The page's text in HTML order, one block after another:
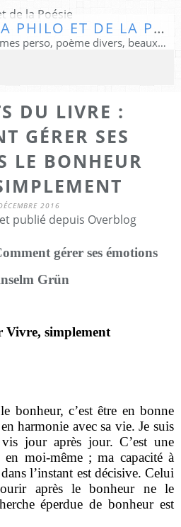
LE MONDE DE LA PHILO ET DE LA POÉSIE
Extraits de livres lus, poèmes perso, poème divers, beaux textes...
DU LIVRE :
GÉRER SES
LE BONHEUR
2016
publié depuis Overblog
gérer ses émotions
Grün
Vivre, simplement
bonheur, c’est être en bonne
harmonie avec sa vie. Je suis
jour après jour. C’est une
en moi-même ; ma capacité à
l’instant est décisive. Celui
après le bonheur ne le
éperdue de bonheur est